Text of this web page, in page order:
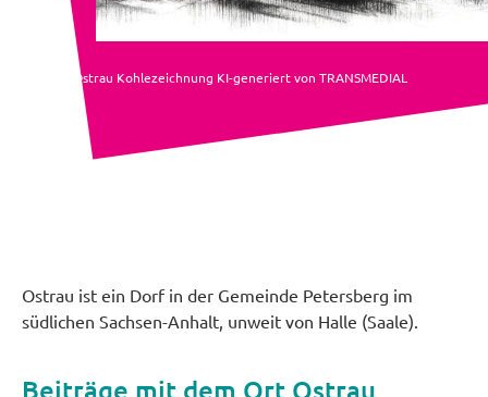
Ostrau Kohlezeichnung KI-generiert von TRANSMEDIAL
Ostrau ist ein Dorf in der Gemeinde Petersberg im
südlichen Sachsen-Anhalt, unweit von Halle (Saale).